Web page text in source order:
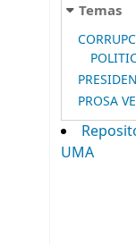
Temas
PROSA
UMA